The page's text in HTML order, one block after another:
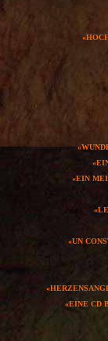
«EIN
«UN
«EINE CD